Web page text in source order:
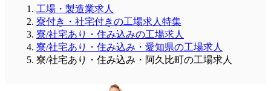
工場・製造業求人
寮付き・社宅付きの工場求人特集
寮/社宅あり・住み込みの工場求人
寮/社宅あり・住み込み・愛知県の工場求人
寮/社宅あり・住み込み・阿久比町の工場求人